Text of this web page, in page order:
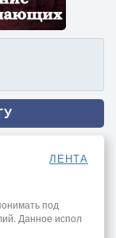
ЛЕНТА
под
Данное испол